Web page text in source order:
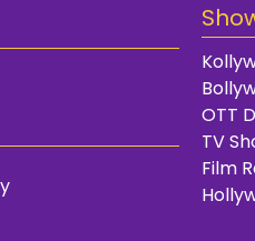
OTT
TV
Film